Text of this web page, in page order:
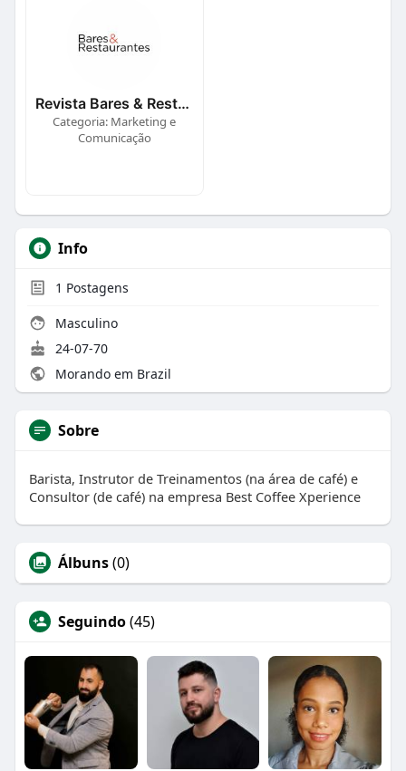
Revista Bares & Restaurantes
Categoria: Marketing e
Comunicação
Info
1 Postagens
Masculino
24-07-70
Morando em Brazil
Sobre
Barista, Instrutor de Treinamentos (na área de café) e
Consultor (de café) na empresa Best Coffee Xperience
Álbuns(0)
Seguindo(45)